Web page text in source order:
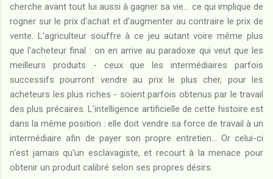
cherche avant tout lui aussi à gagner sa vie... ce qui implique de
rogner sur le prix d'achat et d'augmenter au contraire le prix de
vente. L'agriculteur souffre à ce jeu autant voire même plus
que l'acheteur final : on en arrive au paradoxe qui veut que les
meilleurs produits - ceux que les intermédiaires parfois
successifs pourront vendre au prix le plus cher, pour les
acheteurs les plus riches - soient parfois obtenus par le travail
des plus précaires. L'intelligence artificielle de cette histoire est
dans la même position : elle doit vendre sa force de travail à un
intermédiaire afin de payer son propre entretien... Or celui-ci
n'est jamais qu'un esclavagiste, et recourt à la menace pour
obtenir un produit calibré selon ses propres désirs.